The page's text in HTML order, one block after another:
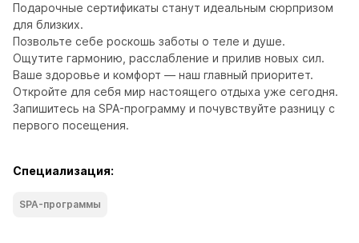
Подарочные сертификаты станут идеальным сюрпризом
для близких.
Позвольте себе роскошь заботы о теле и душе.
Ощутите гармонию, расслабление и прилив новых сил.
Ваше здоровье и комфорт — наш главный приоритет.
Откройте для себя мир настоящего отдыха уже сегодня.
Запишитесь на SPA-программу и почувствуйте разницу с
первого посещения.
Специализация:
SPA-программы